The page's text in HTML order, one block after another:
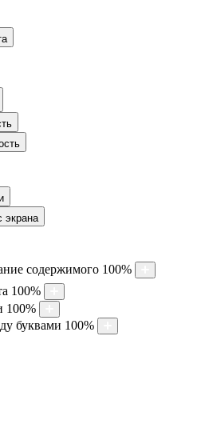
экрана
содержимого 100%
100%
100%
буквами 100%